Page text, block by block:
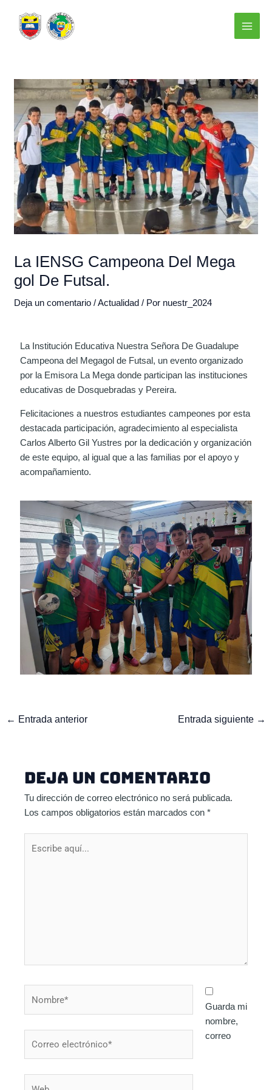
contenido
Main
Menu
La IENSG Campeona Del Mega
gol De Futsal.
Deja un comentario /Actualidad / Por nuestr_2024
La Institución Educativa Nuestra Señora De Guadalupe
Campeona del Megagol de Futsal, un evento organizado
por la Emisora La Mega donde participan las instituciones
educativas de Dosquebradas y Pereira.
Felicitaciones a nuestros estudiantes campeones por esta
destacada participación, agradecimiento al especialista
Carlos Alberto Gil Yustres por la dedicación y organización
de este equipo, al igual que a las familias por el apoyo y
acompañamiento.
entradas
← Entrada anterior Entrada siguiente →
Deja un comentario
Tu dirección de correo electrónico no será publicada.
Los campos obligatorios están marcados con*
aquí...
electrónico*
Guarda mi
nombre,
correo